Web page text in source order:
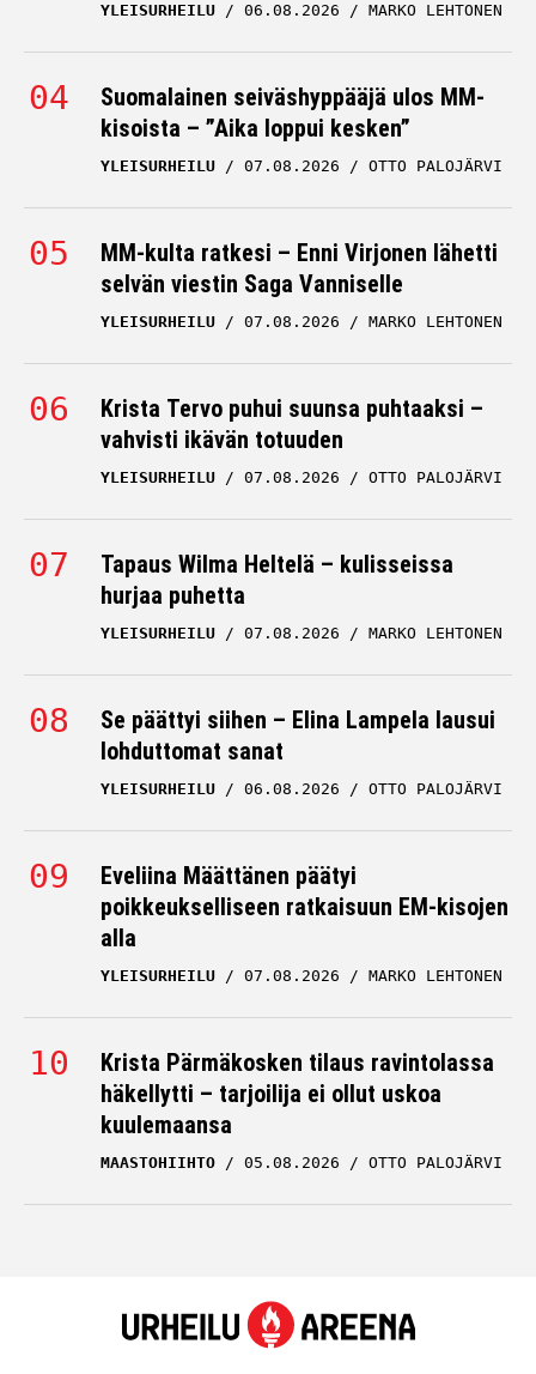
YLEISURHEILU 06.08.2026 MARKO LEHTONEN
Suomalainen seiväshyppääjä ulos MM-
kisoista – ”Aika loppui kesken”
YLEISURHEILU 07.08.2026 OTTO PALOJÄRVI
MM-kulta ratkesi – Enni Virjonen lähetti
selvän viestin Saga Vanniselle
YLEISURHEILU 07.08.2026 MARKO LEHTONEN
Krista Tervo puhui suunsa puhtaaksi –
vahvisti ikävän totuuden
YLEISURHEILU 07.08.2026 OTTO PALOJÄRVI
Tapaus Wilma Heltelä – kulisseissa
hurjaa puhetta
YLEISURHEILU 07.08.2026 MARKO LEHTONEN
Se päättyi siihen – Elina Lampela lausui
lohduttomat sanat
YLEISURHEILU 06.08.2026 OTTO PALOJÄRVI
Eveliina Määttänen päätyi
poikkeukselliseen ratkaisuun EM-kisojen
alla
YLEISURHEILU 07.08.2026 MARKO LEHTONEN
Krista Pärmäkosken tilaus ravintolassa
häkellytti – tarjoilija ei ollut uskoa
kuulemaansa
MAASTOHIIHTO 05.08.2026 OTTO PALOJÄRVI